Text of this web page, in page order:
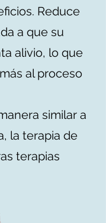
Reduce
a que su
alivio, lo que
al proceso
similar a
la terapia de
terapias